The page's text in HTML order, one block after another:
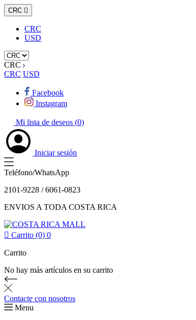
CRC 
CRC
USD
CRC
CRC USD
Facebook
Instagram
Mi lista de deseos (0)
Iniciar sesión
Teléfono/WhatsApp
2101-9228 / 6061-0823
ENVIOS A TODA COSTA RICA
 Carrito (0) 0
Carrito
No hay más artículos en su carrito
Contacte con nosotros
Menu